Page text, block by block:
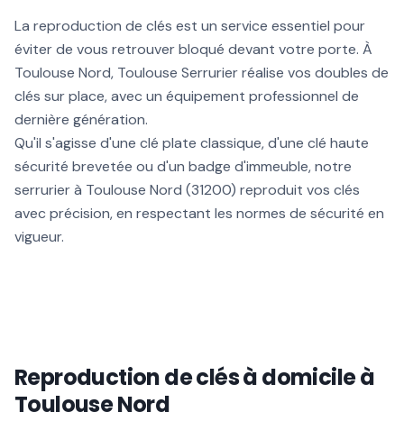
La reproduction de clés est un service essentiel pour
éviter de vous retrouver bloqué devant votre porte. À
Toulouse Nord, Toulouse Serrurier réalise vos doubles de
clés sur place, avec un équipement professionnel de
dernière génération.
Qu'il s'agisse d'une clé plate classique, d'une clé haute
sécurité brevetée ou d'un badge d'immeuble, notre
serrurier à Toulouse Nord (31200) reproduit vos clés
avec précision, en respectant les normes de sécurité en
vigueur.
Reproduction de clés à domicile à
Toulouse Nord